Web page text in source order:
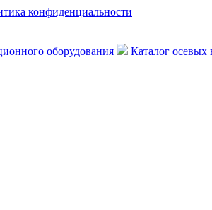
конфиденциальности
оборудования
Каталог осевых